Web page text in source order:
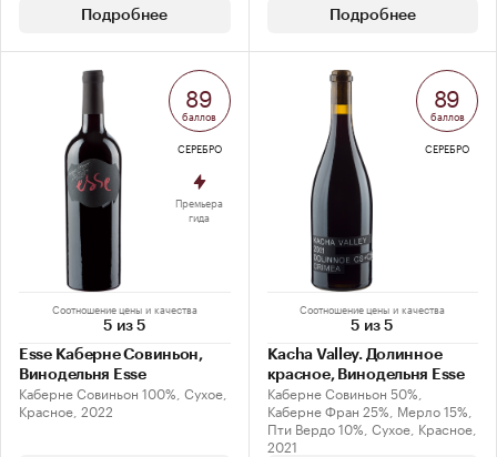
Подробнее Подробнее
Соотношение цены и качества
5 из 5
Esse Каберне Совиньон,
Винодельня Esse
Каберне Совиньон 100%, Сухое,
Красное, 2022
89
баллов
СЕРЕБРО
Премьера
гида
Соотношение цены и качества
5 из 5
Kacha Valley. Долинное
красное, Винодельня Esse
Каберне Совиньон 50%,
Каберне Фран 25%, Мерло 15%,
Пти Вердо 10%, Сухое, Красное,
2021
89
баллов
СЕРЕБРО